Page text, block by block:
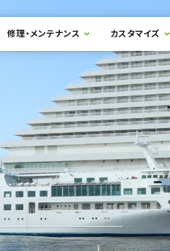
修理・メンテナンス カスタマイズ